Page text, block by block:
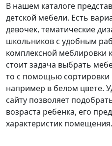
В нашем каталоге
детской мебели. Есть
девочек, тематические
школьников с удобным
комплексной меблировки
стоит задача выбрать
то с помощью
например в белом цвете.
сайту позволяет
возраста ребенка, его
характеристик помещения.